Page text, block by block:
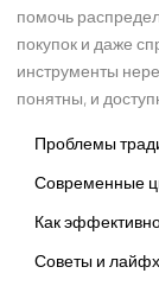
помочь
покупок и даже
инструменты
понятны, и
Проблемы
Современные
Как
Советы и